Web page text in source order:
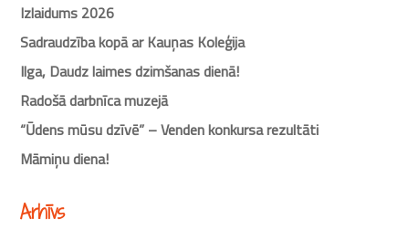
Izlaidums 2026
Sadraudzība kopā ar Kauņas Koleģija
Ilga, Daudz laimes dzimšanas dienā!
Radošā darbnīca muzejā
“Ūdens mūsu dzīvē” – Venden konkursa rezultāti
Māmiņu diena!
Arhīvs